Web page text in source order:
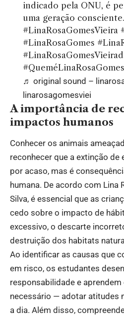
indicado pela ONU, é
uma geração consciente.
#LinaRosaGomesVieira
#LinaRosaGomes
♬ original sound –
linarosagomesviei
A importância de
impactos humanos
Conhecer os animais
reconhecer que a extinção de
por acaso, mas é
humana. De acordo com Lina
Silva, é essencial que as
cedo sobre o impacto de
excessivo, o descarte
destruição dos habitats
Ao identificar as causas que
em risco, os estudantes
responsabilidade e
necessário — adotar atitudes
a dia. Além disso,